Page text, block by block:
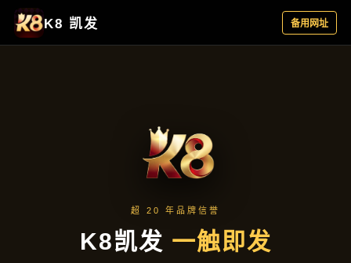
成效展示
首页 成效展示